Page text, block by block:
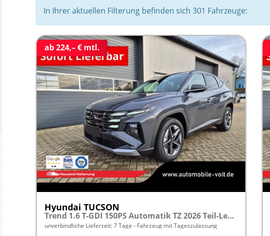
In Ihrer aktuellen Filterung befinden sich301 Fahrzeuge:
ab 224,– € mtl.
Hyundai TUCSON
Trend 1.6 T-GDI 150PS Automatik TZ 2026 Teil-Leder Sitzheizung v+h Lenkradheizung Klimaautomatik Navi Touchscreen DAB+ Apple CarPlay + Android Auto PDC Rückf.-Kamera Matrix-LED-Scheinw.
unverbindliche Lieferzeit:7 Tage Fahrzeug mit Tageszulassung